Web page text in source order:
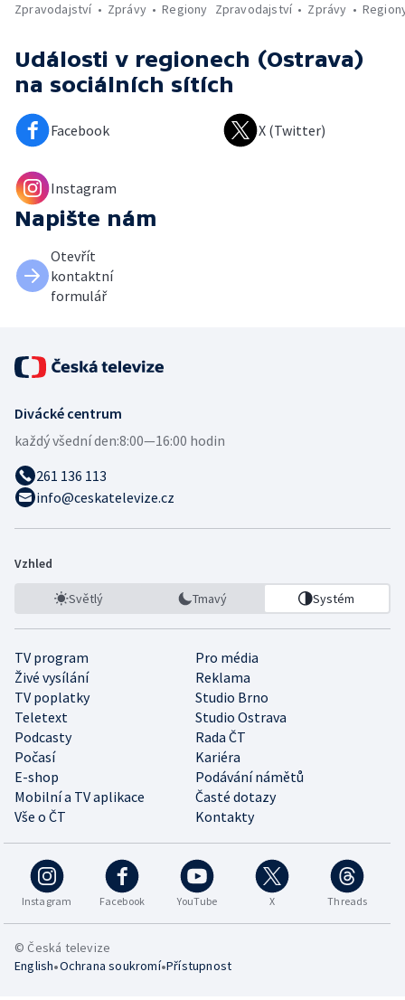
Zpravodajství
Zprávy Regiony Zpravodajství
Zprávy
Události v regionech (Ostrava)
na sociálních sítích
Facebook X (Twitter)
Instagram
Napište nám
Otevřít
kontaktní
formulář
Divácké centrum
každý všední den:8:00—16:00 hodin
261 136 113
info@ceskatelevize.cz
Vzhled
Světlý Tmavý Systém
TV program
Pro média
Živé vysílání
Reklama
TV poplatky
Studio Brno
Teletext
Studio Ostrava
Podcasty
Rada ČT
Počasí
Kariéra
E-shop
Podávání námětů
Mobilní a TV aplikace
Časté dotazy
Vše o ČT
Kontakty
Instagram Facebook YouTube X Threads
© Česká televize
English•Ochrana soukromí•Přístupnost